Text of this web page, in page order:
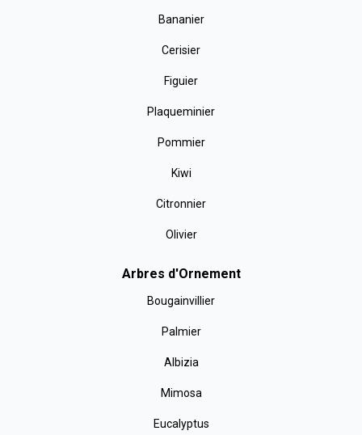
Bananier
Cerisier
Figuier
Plaqueminier
Pommier
Kiwi
Citronnier
Olivier
Arbres d'Ornement
Bougainvillier
Palmier
Albizia
Mimosa
Eucalyptus